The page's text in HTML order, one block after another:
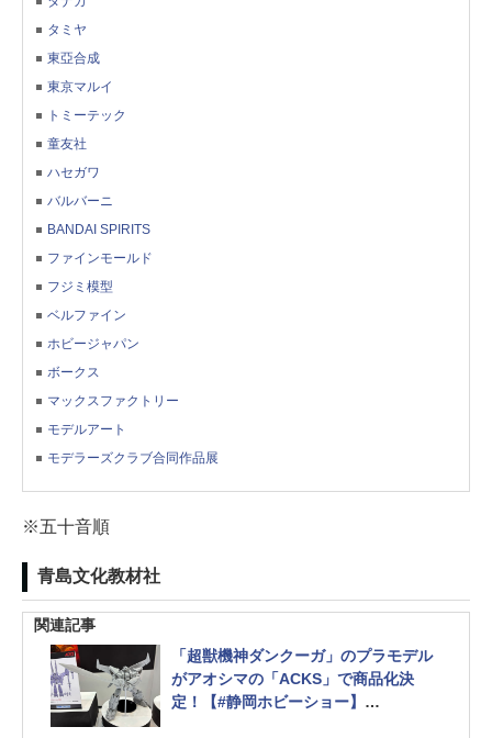
タミヤ
東亞合成
東京マルイ
トミーテック
童友社
ハセガワ
バルバーニ
BANDAI SPIRITS
ファインモールド
フジミ模型
ベルファイン
ホビージャパン
ボークス
マックスファクトリー
モデルアート
モデラーズクラブ合同作品展
※五十音順
青島文化教材社
関連記事
「超獣機神ダンクーガ」のプラモデル
がアオシマの「ACKS」で商品化決
定！【#静岡ホビーショー】